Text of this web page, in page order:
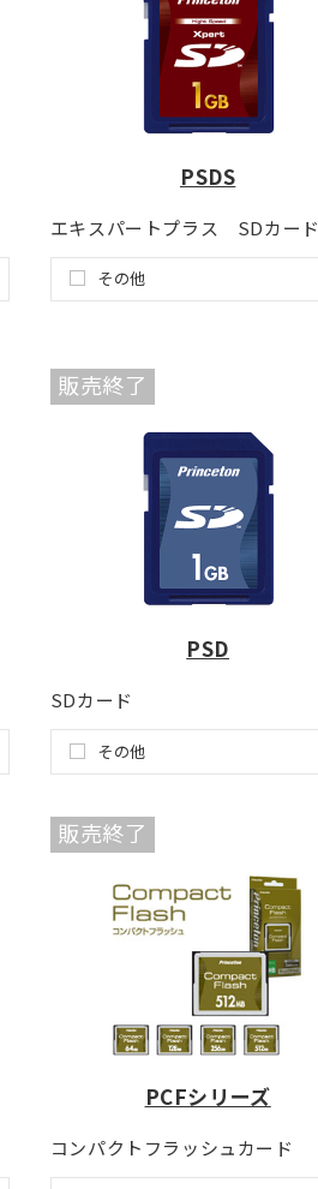
PSDS
エキスパートプラス SDカード
その他
販売終了
PSD
SDカード
その他
販売終了
PCFシリーズ
コンパクトフラッシュカード